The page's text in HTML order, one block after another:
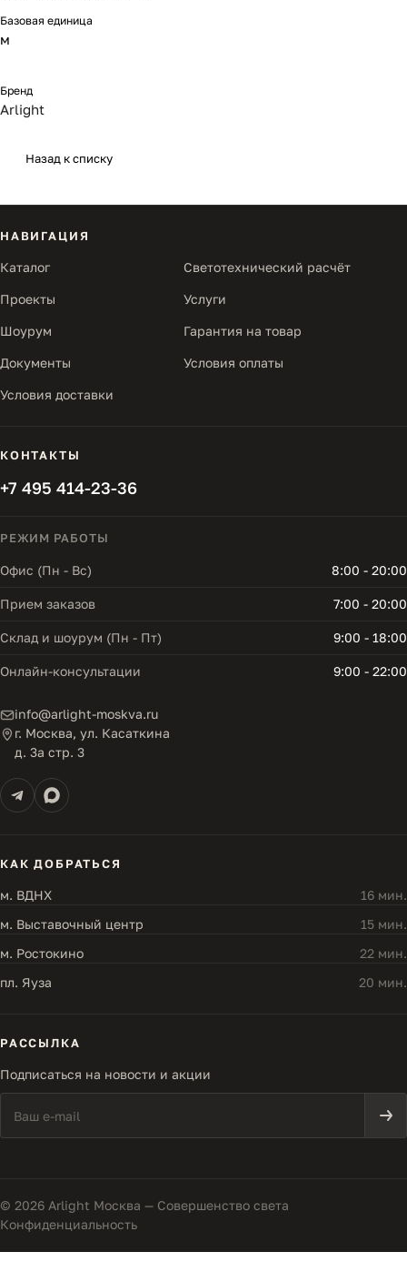
Базовая единица
м
Бренд
Arlight
Назад к списку
НАВИГАЦИЯ
Каталог Светотехнический расчёт
Проекты Услуги
Шоурум Гарантия на товар
Документы Условия оплаты
Условия доставки
КОНТАКТЫ
+7 495 414-23-36
РЕЖИМ РАБОТЫ
Офис (Пн - Вс) 8:00 - 20:00
Прием заказов 7:00 - 20:00
Склад и шоурум (Пн - Пт) 9:00 - 18:00
Онлайн-консультации 9:00 - 22:00
info@arlight-moskva.ru
г. Москва, ул. Касаткина
д. 3а стр. 3
КАК ДОБРАТЬСЯ
м. ВДНХ
16 мин.
м. Выставочный центр
15 мин.
м. Ростокино
22 мин.
пл. Яуза
20 мин.
РАССЫЛКА
Подписаться на новости и акции
© 2026 Arlight Москва — Совершенство света
Конфиденциальность